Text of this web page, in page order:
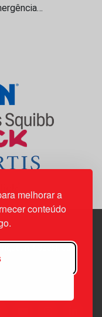
melhorar a
conteúdo
n.º 333H, esc.